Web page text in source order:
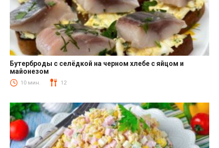
Закуски
Бутерброды с селёдкой на черном хлебе с яйцом и
майонезом
10 мин. 12